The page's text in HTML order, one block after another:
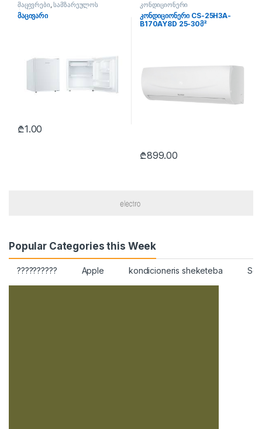
მაცივრები,სამზარეულოს
ტექნიკა
მაცივარი
₾1.00
კონდიციონერი
კონდიციონერი CS-25H3A-
B170AY8D 25-30მ²
₾899.00
Popular Categories this Week
?????????? Apple kondicioneris sheketeba